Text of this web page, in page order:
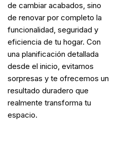
de cambiar acabados, sino
de renovar por completo la
funcionalidad, seguridad y
eficiencia de tu hogar. Con
una planificación detallada
desde el inicio, evitamos
sorpresas y te ofrecemos un
resultado duradero que
realmente transforma tu
espacio.